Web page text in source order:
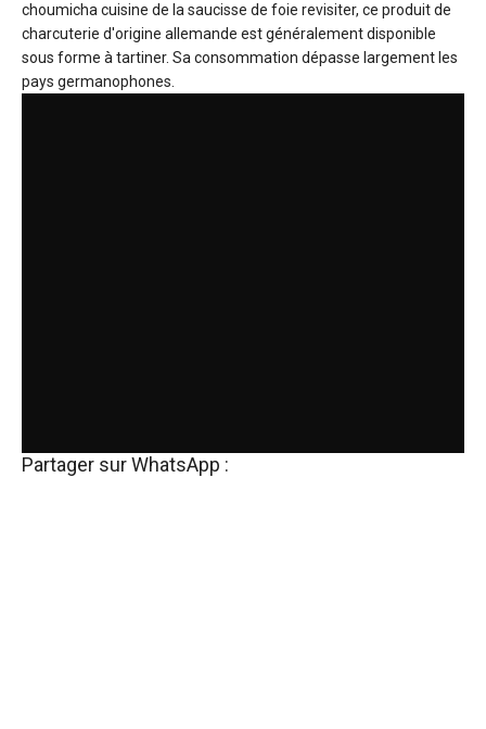
choumicha cuisine de la saucisse de foie revisiter, ce produit de
charcuterie d'origine allemande est généralement disponible
sous forme à tartiner. Sa consommation dépasse largement les
pays germanophones.
Partager sur WhatsApp :